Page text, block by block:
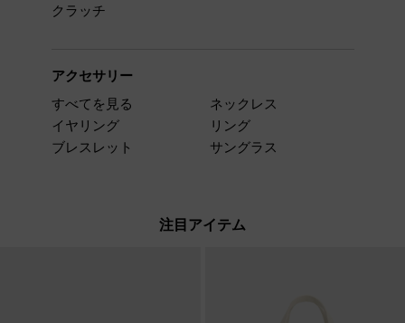
クラッチ
アクセサリー
すべてを見る
イヤリング
ブレスレット
ネックレス
リング
サングラス
注目アイテム